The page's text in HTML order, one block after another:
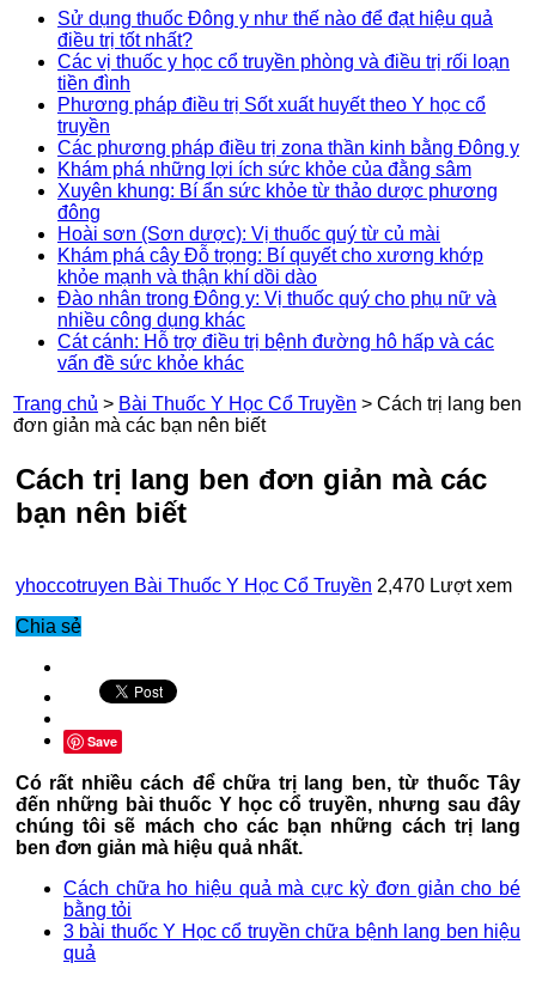
Sử dụng thuốc Đông y như thế nào để đạt hiệu quả
điều trị tốt nhất?
Các vị thuốc y học cổ truyền phòng và điều trị rối loạn
tiền đình
Phương pháp điều trị Sốt xuất huyết theo Y học cổ
truyền
Các phương pháp điều trị zona thần kinh bằng Đông y
Khám phá những lợi ích sức khỏe của đằng sâm
Xuyên khung: Bí ẩn sức khỏe từ thảo dược phương
đông
Hoài sơn (Sơn dược): Vị thuốc quý từ củ mài
Khám phá cây Đỗ trọng: Bí quyết cho xương khớp
khỏe mạnh và thận khí dồi dào
Đào nhân trong Đông y: Vị thuốc quý cho phụ nữ và
nhiều công dụng khác
Cát cánh: Hỗ trợ điều trị bệnh đường hô hấp và các
vấn đề sức khỏe khác
Trang chủ > Bài Thuốc Y Học Cổ Truyền > Cách trị lang ben
đơn giản mà các bạn nên biết
Cách trị lang ben đơn giản mà các
bạn nên biết
yhoccotruyen Bài Thuốc Y Học Cổ Truyền 2,470 Lượt xem
Chia sẻ
Save
Có rất nhiều cách để chữa trị lang ben, từ thuốc Tây
đến những bài thuốc Y học cổ truyền, nhưng sau đây
chúng tôi sẽ mách cho các bạn những cách trị lang
ben đơn giản mà hiệu quả nhất.
Cách chữa ho hiệu quả mà cực kỳ đơn giản cho bé
bằng tỏi
3 bài thuốc Y Học cổ truyền chữa bệnh lang ben hiệu
quả